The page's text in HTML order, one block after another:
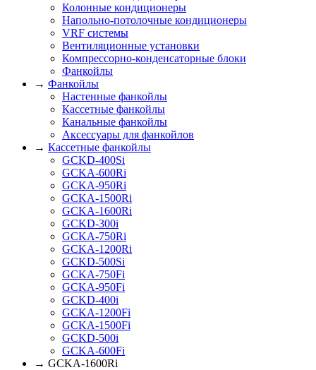
Колонные кондиционеры
Напольно-потолочные кондиционеры
VRF системы
Вентиляционные установки
Компрессорно-конденсаторные блоки
Фанкойлы
→ Фанкойлы
Настенные фанкойлы
Кассетные фанкойлы
Канальные фанкойлы
Аксессуары для фанкойлов
→ Кассетные фанкойлы
GCKD-400Si
GCKA-600Ri
GCKA-950Ri
GCKA-1500Ri
GCKA-1600Ri
GCKD-300i
GCKA-750Ri
GCKA-1200Ri
GCKD-500Si
GCKA-750Fi
GCKA-950Fi
GCKD-400i
GCKA-1200Fi
GCKA-1500Fi
GCKD-500i
GCKA-600Fi
→ GCKA-1600Ri